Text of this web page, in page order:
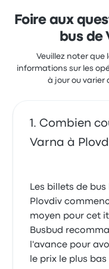
commencer à 34 €
Foire aux
bus de
Veuillez noter que
informations sur les
à jour ou varier
Combien
Varna à
Les billets de
Plovdiv
moyen pour cet
Busbud
l'avance pour
le prix le plus